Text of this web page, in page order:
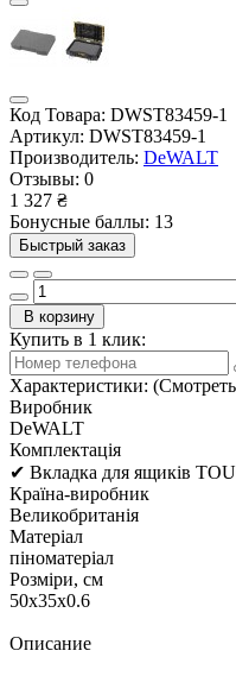
Код Товара: DWST83459-1
Артикул: DWST83459-1
Производитель: DeWALT
Отзывы: 0
1 327 ₴
Бонусные баллы: 13
Быстрый заказ
В корзину
Купить в 1 клик:
Характеристики:
Виробник
DeWALT
Комплектація
✔ Вкладка для ящиків
Країна-виробник
Великобританія
Матеріал
піноматеріал
Розміри, см
50х35х0.6
Описание